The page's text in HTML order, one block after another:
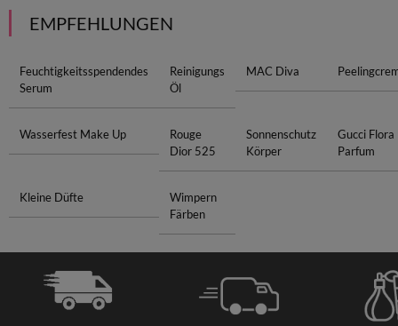
EMPFEHLUNGEN
Feuchtigkeitsspendendes
Serum
Reinigungs
Öl
MAC Diva
Wasserfest Make Up
Rouge
Dior 525
Sonnenschutz
Körper
Gucci Flora
Parfum
Kleine Düfte
Wimpern
Färben